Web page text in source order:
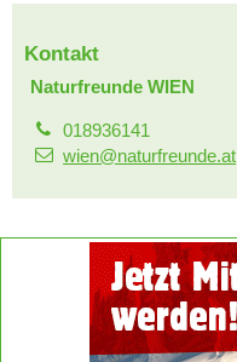
Kontakt
Naturfreunde WIEN
018936141
wien@naturfreunde.at